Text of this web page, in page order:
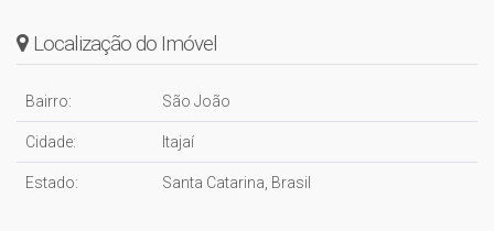
Localização do Imóvel
Bairro: São João
Cidade: Itajaí
Estado: Santa Catarina, Brasil